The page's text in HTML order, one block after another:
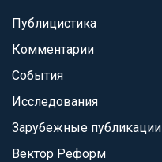
Публицистика
Комментарии
События
Исследования
Зарубежные публикации
Вектор Реформ